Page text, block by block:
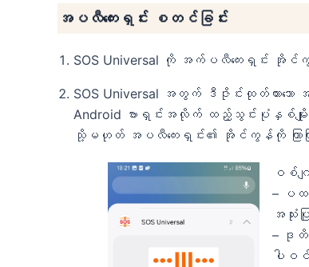
အပလီကေးရှင်း စတင်ခြင်း
SOS Universal ကို အက်ပလီကေးရှင်
SOS Universal အတွက် ဒီဇိုင်းထုတ်ထား
Android ဗားရှင်းအလိုက် ထည့်သွင်းပုံနှစ်မ
သို့မဟုတ် အပလီကေးရှင်း၏ အိုင်ကွန်ကို ကြာကြာဖိ
ဝစ်ဂ
– ပ
အသုံး
– ဒု
ပါဝ